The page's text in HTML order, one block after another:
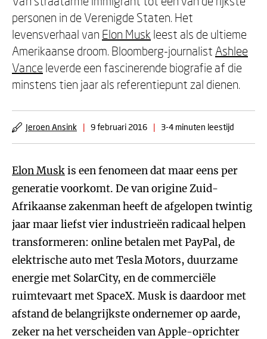
personen in de Verenigde Staten. Het
levensverhaal van Elon Musk leest als de ultieme
Amerikaanse droom. Bloomberg-journalist Ashlee
Vance leverde een fascinerende biografie af die
minstens tien jaar als referentiepunt zal dienen.
Jeroen Ansink | 9 februari 2016 | 3-4 minuten leestijd
Elon Muskis een fenomeen dat maar eens per
generatie voorkomt. De van origine Zuid-
Afrikaanse zakenman heeft de afgelopen twintig
jaar maar liefst vier industrieën radicaal helpen
transformeren: online betalen met PayPal, de
elektrische auto met Tesla Motors, duurzame
energie met SolarCity, en de commerciële
ruimtevaart met SpaceX. Musk is daardoor met
afstand de belangrijkste ondernemer op aarde,
zeker na het verscheiden van Apple-oprichter